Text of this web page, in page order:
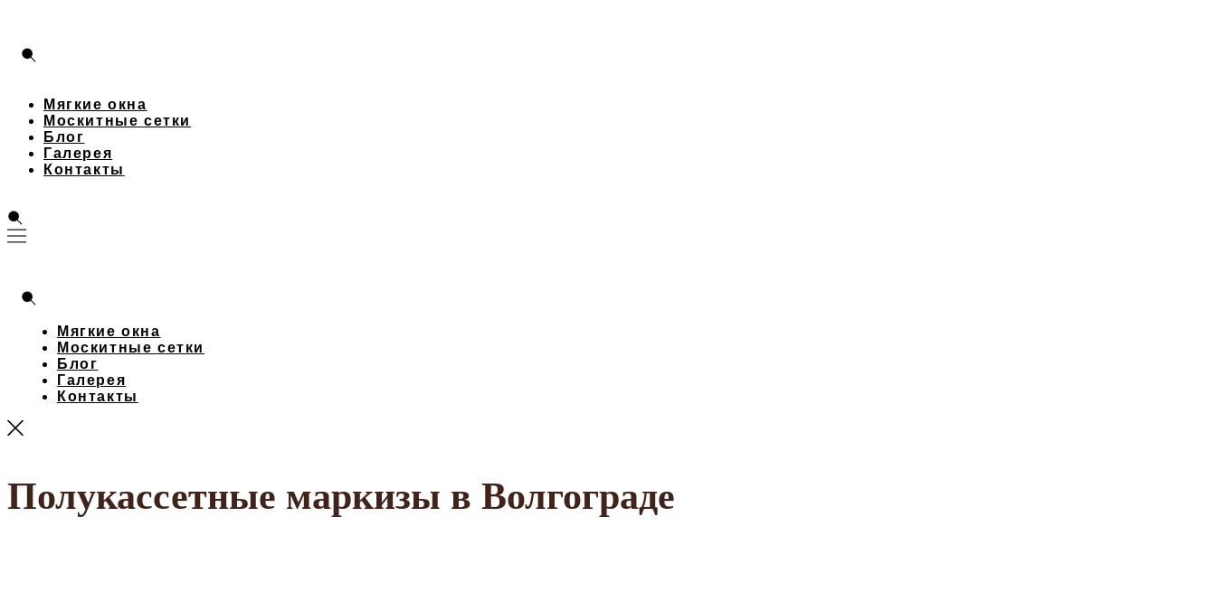
Мягкие окна
Москитные сетки
Блог
Галерея
Контакты
Мягкие окна
Москитные сетки
Блог
Галерея
Контакты
Полукассетные маркизы в Волгограде